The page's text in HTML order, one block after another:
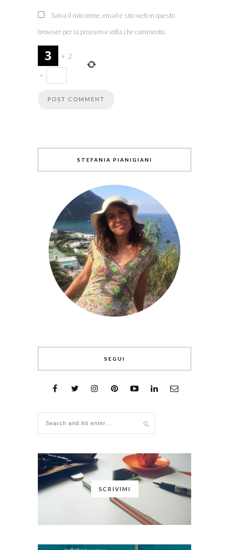
Salva il mio nome, email e sito web in questo
browser per la prossima volta che commento.
+ 2
=
STEFANIA PIANIGIANI
SEGUI
SCRIVIMI